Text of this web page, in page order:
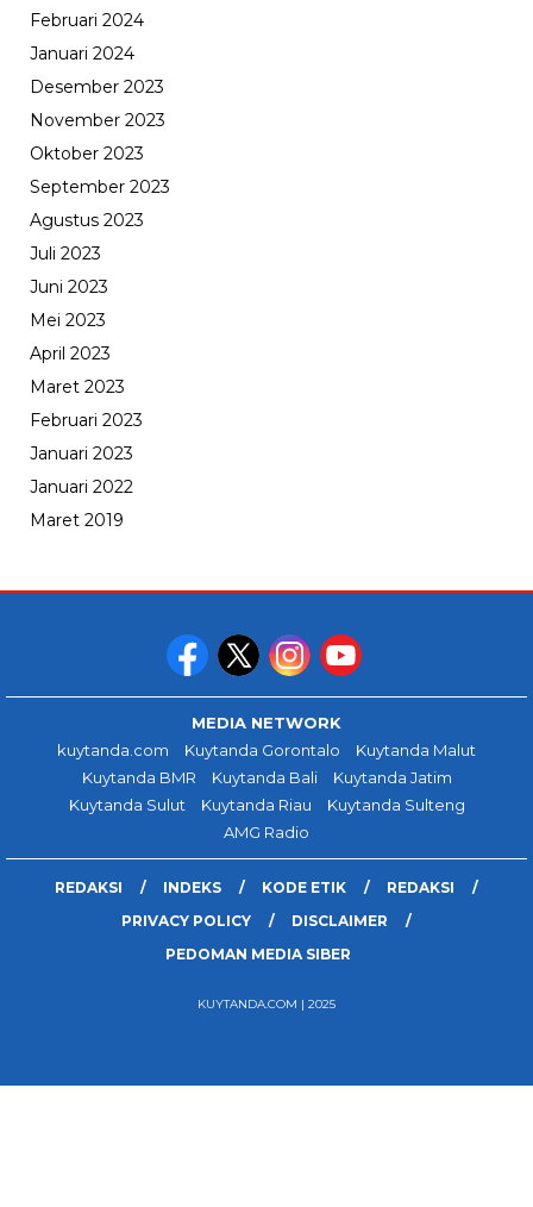
Februari 2024
Januari 2024
Desember 2023
November 2023
Oktober 2023
September 2023
Agustus 2023
Juli 2023
Juni 2023
Mei 2023
April 2023
Maret 2023
Februari 2023
Januari 2023
Januari 2022
Maret 2019
MEDIA NETWORK
kuytanda.com
Kuytanda Gorontalo
Kuytanda Malut
Kuytanda BMR
Kuytanda Bali
Kuytanda Jatim
Kuytanda Sulut
Kuytanda Riau
Kuytanda Sulteng
AMG Radio
REDAKSI INDEKS KODE ETIK
REDAKSI
PRIVACY POLICY
DISCLAIMER
PEDOMAN MEDIA SIBER
KUYTANDA.COM | 2025